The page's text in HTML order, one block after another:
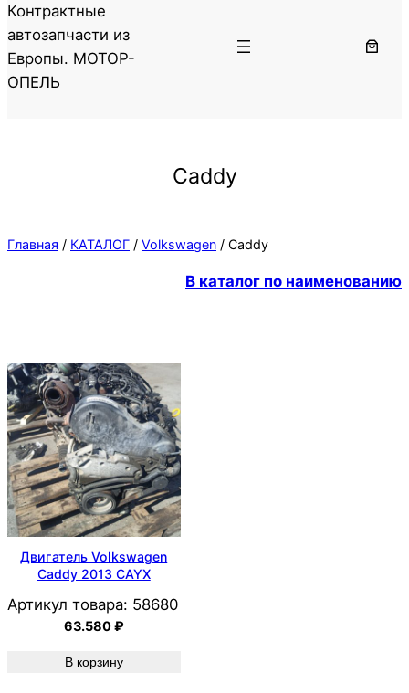
Контрактные
автозапчасти из
Европы. МОТОР-
ОПЕЛЬ
Caddy
Главная / КАТАЛОГ / Volkswagen / Caddy
В каталог по наименованию
Двигатель Volkswagen
Caddy 2013 CAYX
Артикул товара: 58680
63.580₽
В корзину